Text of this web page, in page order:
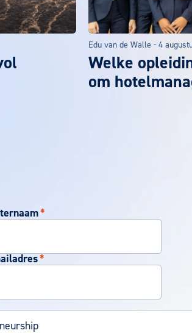
Edu van de Walle - 4
Welke
om
*
*